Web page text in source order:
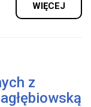
WIĘCEJ
z